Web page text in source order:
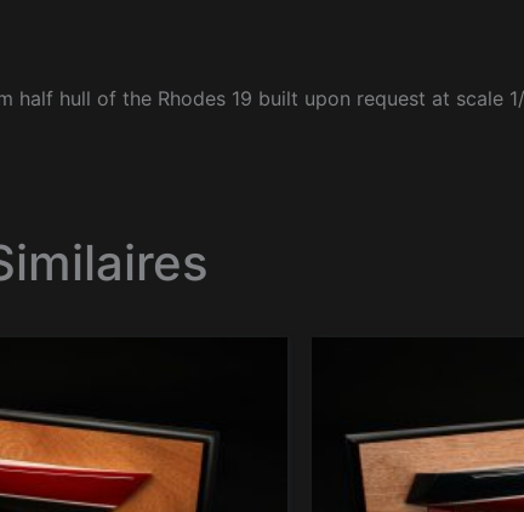
half hull of the Rhodes 19 built upon request at scale